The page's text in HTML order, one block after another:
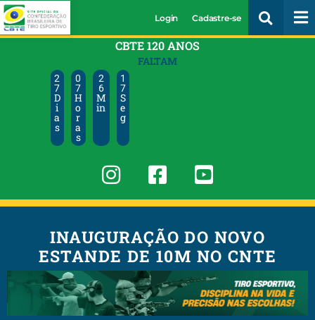
Login Cadastre-se
CBTE 120 ANOS
FALTAM
2
7
D
i
a
s
0
7
H
o
r
a
s
2
6
M
in
1
7
S
e
g
INAUGURAÇÃO DO NOVO
ESTANDE DE 10M NO CNTE